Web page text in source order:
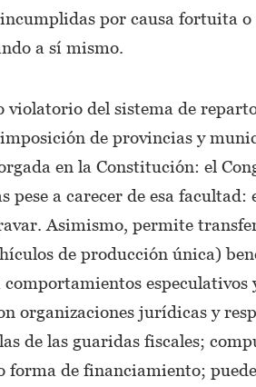
por causa fortuita
a sí mismo.
violatorio del sistema de
de provincias y
en la Constitución: el
pese a carecer de esa
Asimismo, permite
de producción única)
especulativos
organizaciones jurídicas y
de las guaridas fiscales;
forma de financiamiento;